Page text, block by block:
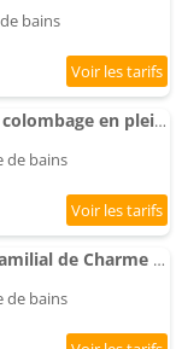
bains
Appartement 202 Duplex à colombage en plein centre ville
de bains
Appartement 102 Duplex Familial de Charme avec Colombages en Immersion Historique et Confort au Cœur de la Ville
de bains